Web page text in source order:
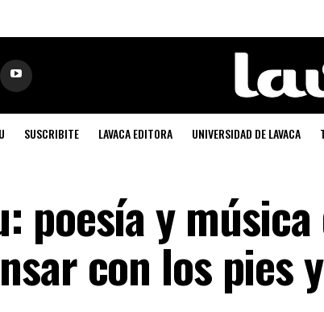
SUSCRIBITE LAVACA EDITORA UNIVERSIDAD DE LAVACA
poesía y
con los pies